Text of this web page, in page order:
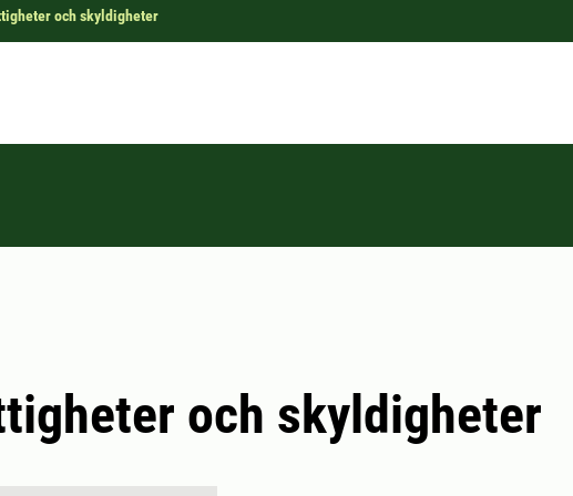
och skyldigheter
och skyldigheter